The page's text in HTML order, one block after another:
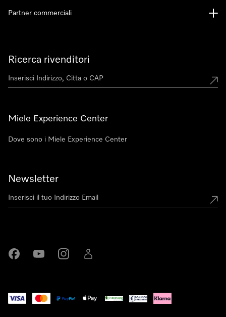
Ricerca rivenditori
Miele Experience Center
Dove sono i Miele Experience Center
Newsletter
Partner commerciali